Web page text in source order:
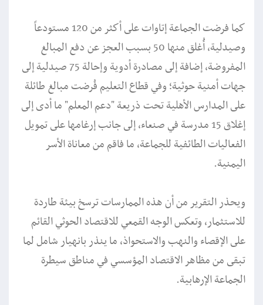
كما فرضت الجماعة إتاوات على أكثر من 120 مستودعاً
وصيدلية، أُغلق منها 50 بسبب العجز عن دفع المبالغ
المفروضة، إضافة إلى مصادرة أدوية وإحالة 75 صيدلية إلى
جهات أمنية حوثية؛ وفي قطاع التعليم فُرضت مبالغ طائلة
على المدارس الأهلية تحت ذريعة "دعم المعلم" ما أدى إلى
إغلاق 15 مدرسة في صنعاء، إلى جانب إرغامها على تمويل
الفعاليات الطائفية للجماعة، ما فاقم من معاناة الأسر
اليمنية.
ويحذر التقرير من أن هذه الممارسات ترسخ بيئة طاردة
للاستثمار، وتعكس الوجه القمعي للاقتصاد الحوثي القائم
على الإقصاء والنهب والاستحواذ، ما ينذر بانهيار شامل لما
تبقى من مظاهر الاقتصاد المؤسسي في مناطق سيطرة
الجماعة الإرهابية.